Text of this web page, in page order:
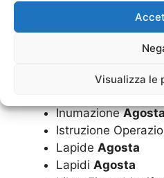
Visualizza le
Imbalsamazioni
Inumazione
Inumazione
Istruzione
Lapide Agosta
Lapidi Agosta